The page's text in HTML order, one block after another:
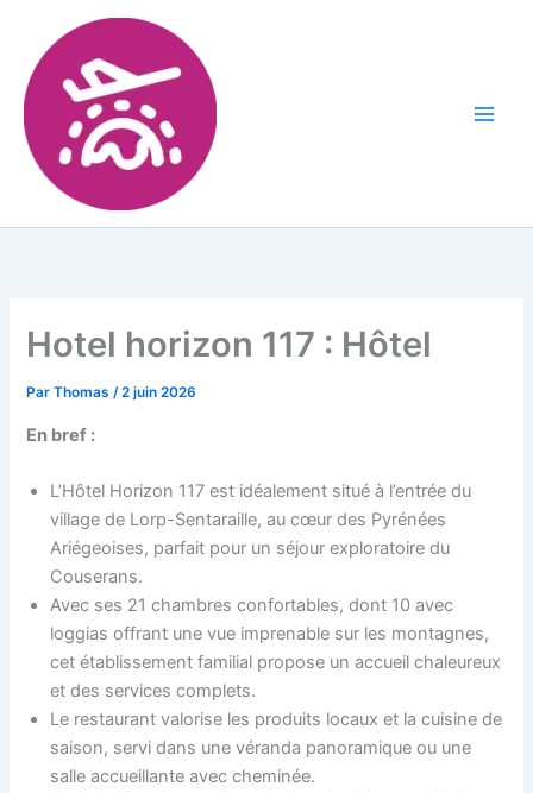
Hotel horizon 117 : Hôtel
ParThomas/2 juin 2026
En bref :
L’Hôtel Horizon 117 est idéalement situé à l’entrée du
village de Lorp-Sentaraille, au cœur des Pyrénées
Ariégeoises, parfait pour un séjour exploratoire du
Couserans.
Avec ses 21 chambres confortables, dont 10 avec
loggias offrant une vue imprenable sur les montagnes,
cet établissement familial propose un accueil chaleureux
et des services complets.
Le restaurant valorise les produits locaux et la cuisine de
saison, servi dans une véranda panoramique ou une
salle accueillante avec cheminée.